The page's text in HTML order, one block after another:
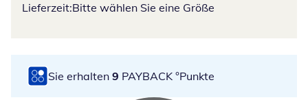
Lieferzeit:Bitte wählen Sie eine Größe
Sie erhalten 9 PAYBACK °Punkte